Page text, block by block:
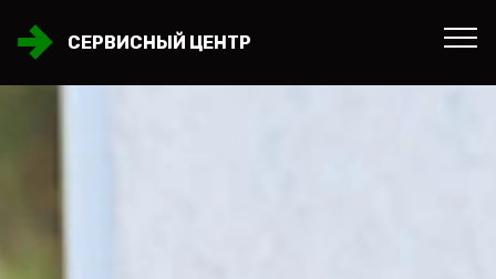
СЕРВИСНЫЙ ЦЕНТР